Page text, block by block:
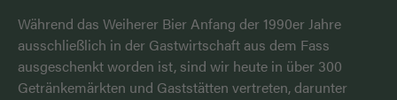
Während das Weiherer Bier Anfang der 1990er Jahre
ausschließlich in der Gastwirtschaft aus dem Fass
ausgeschenkt worden ist, sind wir heute in über 300
Getränkemärkten und Gaststätten vertreten, darunter